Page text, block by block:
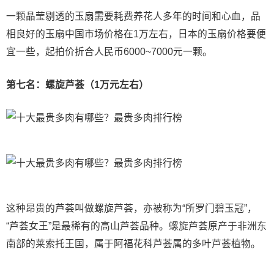
一颗晶莹剔透的玉扇需要耗费养花人多年的时间和心血，品
相良好的玉扇中国市场价格在1万左右，日本的玉扇价格要便
宜一些，起拍价折合人民币6000~7000元一颗。
第七名：螺旋芦荟（1万元左右）
这种昂贵的芦荟叫做螺旋芦荟，亦被称为“所罗门碧玉冠”，
“芦荟女王”是最稀有的高山芦荟品种。螺旋芦荟原产于非洲东
南部的莱索托王国，属于阿福花科芦荟属的多叶芦荟植物。